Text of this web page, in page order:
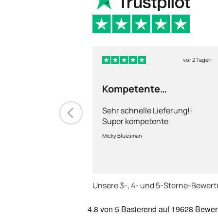
vor 2 Tagen
Kompetente
Sehr schnelle Lieferung!!
Super kompetente
Abhandlung!
Micky Bluesman
Unsere 3-, 4- und 5-Sterne-
4.8 von 5 Basierend auf19628